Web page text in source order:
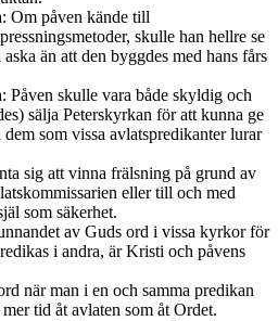
Om påven kände till
skulle han hellre se
än att den byggdes med hans fårs
Påven skulle vara både skyldig och
sälja Peterskyrkan för att kunna ge
som vissa avlatspredikanter lurar
sig att vinna frälsning på grund av
eller till och med
som säkerhet.
av Guds ord i vissa kyrkor för
i andra, är Kristi och påvens
när man i en och samma predikan
tid åt avlaten som åt Ordet.